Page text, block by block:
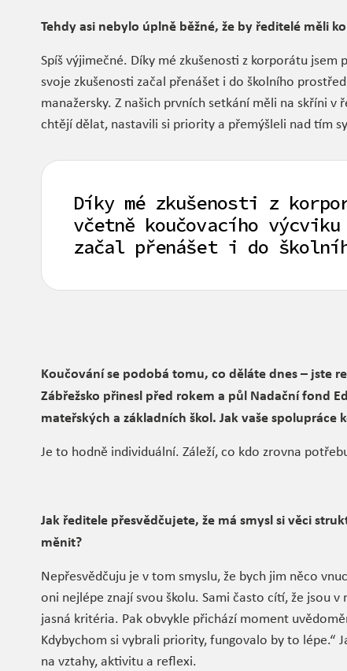
Tehdy asi nebylo úplně běžné, že by ředitelé měli
Spíš výjimečné. Díky mé zkušenosti z korporátu
svoje zkušenosti začal přenášet i do školního
manažersky. Z našich prvních setkání měli na skříni
chtějí dělat, nastavili si priority a přemýšleli nad tím
Díky mé zkušenosti z
včetně koučovacího
začal přenášet i do
Koučování se podobá tomu, co děláte dnes – jste
Zábřežsko přinesl před rokem a půl Nadační fond
mateřských a základních škol. Jak vaše spolupráce
Je to hodně individuální. Záleží, co kdo zrovna
Jak ředitele přesvědčujete, že má smysl si věci
měnit?
Nepřesvědčuju je v tom smyslu, že bych jim něco
oni nejlépe znají svou školu. Sami často cítí, že jsou
jasná kritéria. Pak obvykle přichází moment
Kdybychom si vybrali priority, fungovalo by to lépe.“
na vztahy, aktivitu a reflexi.